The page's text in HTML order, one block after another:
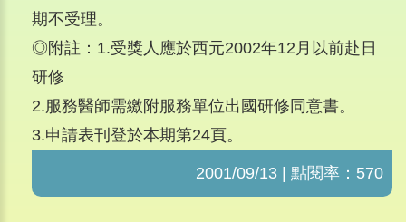
期不受理。
◎附註：1.受獎人應於西元2002年12月以前赴日
研修
2.服務醫師需繳附服務單位出國研修同意書。
3.申請表刊登於本期第24頁。
2001/09/13 | 點閱率：570